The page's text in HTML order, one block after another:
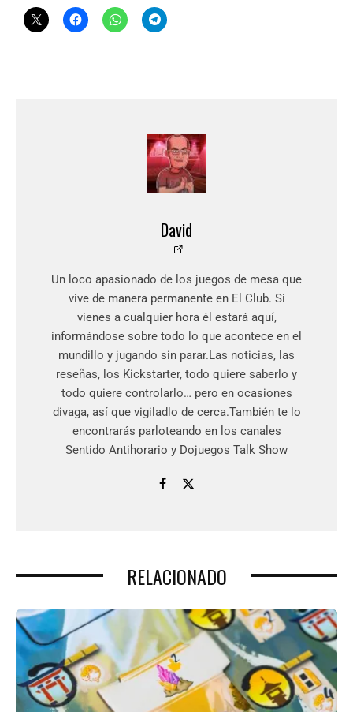
David
Un loco apasionado de los juegos de mesa que
vive de manera permanente en El Club. Si
vienes a cualquier hora él estará aquí,
informándose sobre todo lo que acontece en el
mundillo y jugando sin parar.Las noticias, las
reseñas, los Kickstarter, todo quiere saberlo y
todo quiere controlarlo… pero en ocasiones
divaga, así que vigiladlo de cerca.También te lo
encontrarás parloteando en los canales
Sentido Antihorario y Dojuegos Talk Show
RELACIONADO